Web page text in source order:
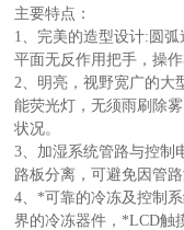
主要特点：
1、完美的造型设计:圆
平面无反作用把手，操
2、明亮，视野宽广的大
能荧光灯，无须雨刷除
状况。
3、加湿系统管路与控制
路板分离，可避免因管
4、*可靠的冷冻及控制
界的冷冻器件，*LCD触